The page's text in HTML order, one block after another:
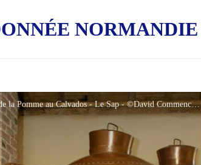
NORMANDIE
Ecomusée de la Pomme au Calvados - Le Sap - ©David Commenchal